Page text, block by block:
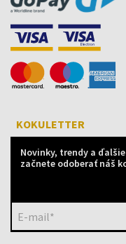
KOKULETTER
Novinky, trendy a
začnete odoberať náš
E-mail*